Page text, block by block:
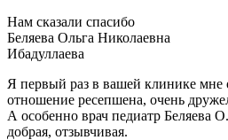
Нам сказали спасибо
Беляева Ольга Николаевна
Ибадуллаева
Я первый раз в вашей клинике мне
отношение ресепшена, очень
А особенно врач педиатр Беляева
добрая, отзывчивая.